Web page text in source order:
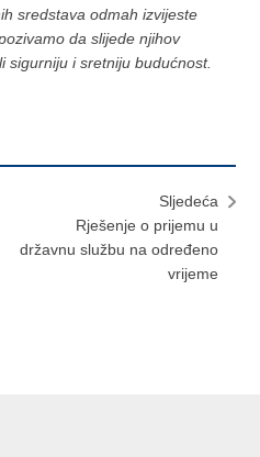
sredstava odmah izvijeste
da slijede njihov
sigurniju i sretniju budućnost.
Sljedeća
Rješenje o prijemu u
državnu službu na određeno
vrijeme